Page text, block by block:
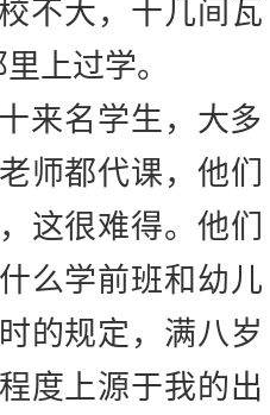
不大，十几间瓦
上过学。
来名学生，大多
师都代课，他们
这很难得。他们
么学前班和幼儿
的规定，满八岁
度上源于我的出